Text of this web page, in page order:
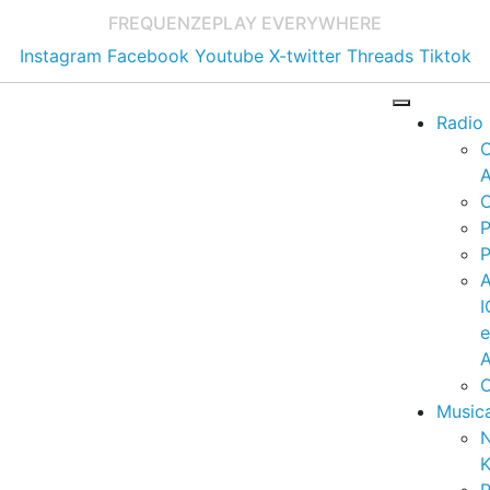
FREQUENZEPLAY EVERYWHERE
Instagram Facebook Youtube X-twitter Threads Tiktok
Radio
e